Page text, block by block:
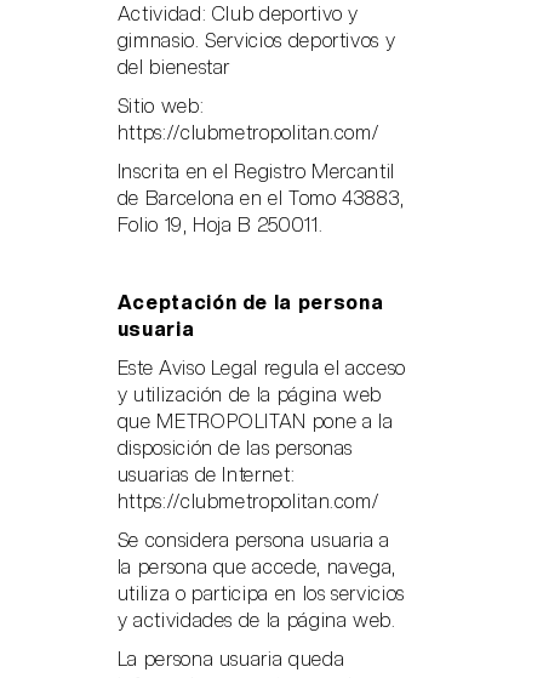
Actividad: Club deportivo y
gimnasio. Servicios deportivos y
del bienestar
Sitio web:
https://clubmetropolitan.com/
Inscrita en el Registro Mercantil
de Barcelona en el Tomo 43883,
Folio 19, Hoja B 250011.
Aceptación de la persona
usuaria
Este Aviso Legal regula el acceso
y utilización de la página web
que METROPOLITAN pone a la
disposición de las personas
usuarias de Internet:
https://clubmetropolitan.com/
Se considera persona usuaria a
la persona que accede, navega,
utiliza o participa en los servicios
y actividades de la página web.
La persona usuaria queda